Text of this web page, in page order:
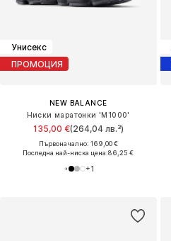
Унисекс
ПРОМОЦИЯ
NEW BALANCE
Ниски маратонки 'M1000'
135,00 €(264,04 лв.³)
Първоначално: 169,00 €
Последна най-ниска цена:86,25 €
+1